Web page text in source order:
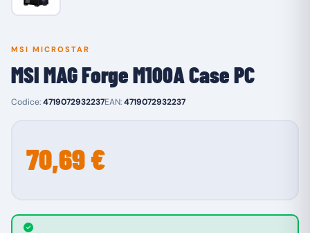
MSI MICROSTAR
MSI MAG Forge M100A Case PC
Codice:4719072932237EAN:4719072932237
70,69 €